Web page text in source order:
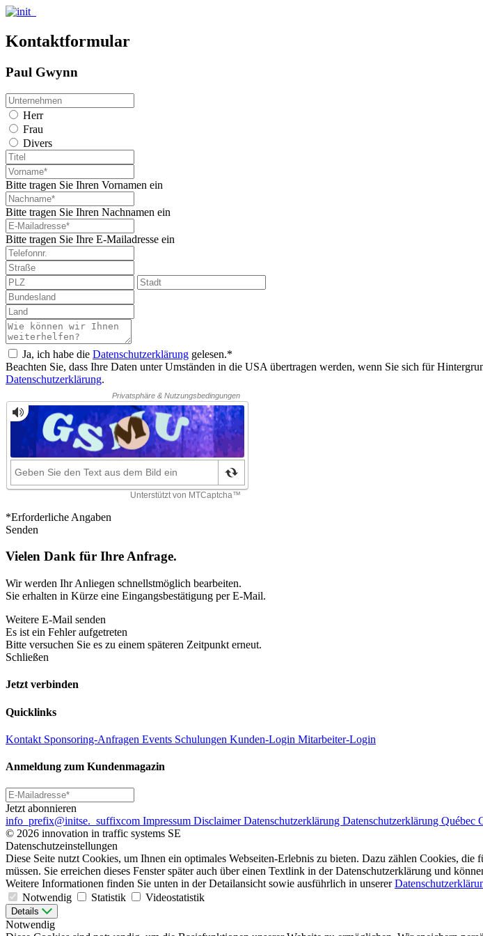
Kontaktformular
Paul Gwynn
Herr
Frau
Divers
Bitte tragen Sie Ihren Vornamen ein
Bitte tragen Sie Ihren Nachnamen ein
Bitte tragen Sie Ihre E-Mailadresse ein
Ja, ich habe die Datenschutzerklärung gelesen.*
Beachten Sie, dass Ihre Daten unter Umständen in die USA übertragen werden, wenn Sie sich für
Datenschutzerklärung.
*Erforderliche Angaben
Senden
Vielen Dank für Ihre Anfrage.
Wir werden Ihr Anliegen schnellstmöglich bearbeiten.
Sie erhalten in Kürze eine Eingangsbestätigung per E-Mail.
Weitere E-Mail senden
Es ist ein Fehler aufgetreten
Bitte versuchen Sie es zu einem späteren Zeitpunkt erneut.
Schließen
Jetzt verbinden
Quicklinks
Kontakt Sponsoring-Anfragen Events Schulungen Kunden-Login Mitarbeiter-Login
Anmeldung zum Kundenmagazin
Jetzt abonnieren
info _prefix@initse. _suffixcom Impressum DisclaimerDatenschutzerklärung Datenschutzerklärung Québec
© 2026 innovation in traffic systems SE
Datenschutzeinstellungen
Diese Seite nutzt Cookies, um Ihnen ein optimales Webseiten-Erlebnis zu bieten. Dazu zählen Cookies,
müssen. Sie erreichen dieses Fenster später auch über einen Textlink in der Datenschutzerklärung und
Weitere Informationen finden Sie unten in der Detailansicht sowie ausführlich in unserer
Notwendig
Statistik Videostatistik
Details
Notwendig